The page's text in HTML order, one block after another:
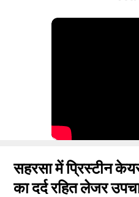
सहरसा में प्रिस्टीन
का दर्द रहित लेजर